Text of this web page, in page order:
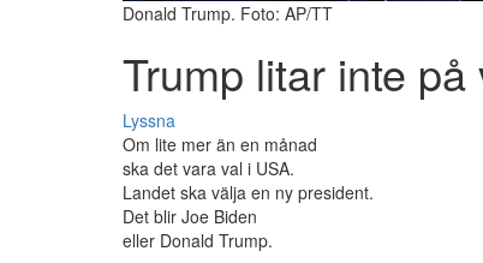
Donald Trump. Foto: AP/TT
Trump litar inte på
Lyssna
Om lite mer än en månad
ska det vara val i USA.
Landet ska välja en ny president.
Det blir Joe Biden
eller Donald Trump.